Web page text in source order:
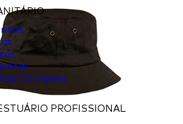
Cirúrgicas
PROFISSIONAL